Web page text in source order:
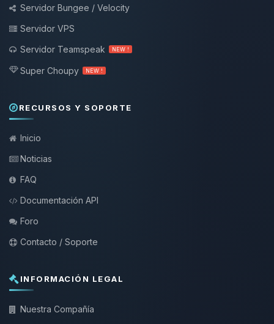
Servidor Bungee / Velocity
Servidor VPS
Servidor Teamspeak
NEW !
Super Choupy NEW !
RECURSOS Y SOPORTE
Inicio
Noticias
FAQ
Documentación API
Foro
Contacto / Soporte
INFORMACIÓN LEGAL
Nuestra Compañía